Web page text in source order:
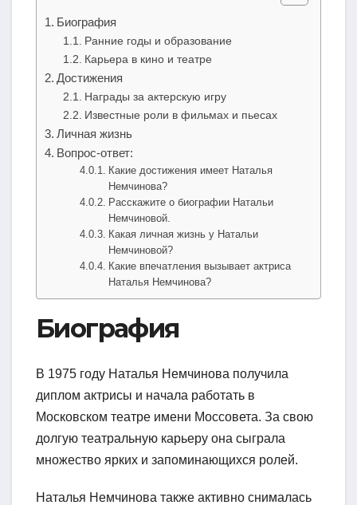
Биография
Ранние годы и образование
Карьера в кино и театре
Достижения
Награды за актерскую игру
Известные роли в фильмах и пьесах
Личная жизнь
Вопрос-ответ:
Какие достижения имеет Наталья
Немчинова?
Расскажите о биографии Натальи
Немчиновой.
Какая личная жизнь у Натальи
Немчиновой?
Какие впечатления вызывает актриса
Наталья Немчинова?
Биография
В 1975 году Наталья Немчинова получила
диплом актрисы и начала работать в
Московском театре имени Моссовета. За свою
долгую театральную карьеру она сыграла
множество ярких и запоминающихся ролей.
Наталья Немчинова также активно снималась